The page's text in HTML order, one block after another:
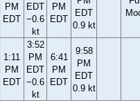
PM
EDT
EDT
−0.6
kt
PM
EDT
EDT
0.9 kt
1:11
PM
EDT
3:52
PM
EDT
−0.6
kt
6:41
PM
EDT
9:58
PM
EDT
0.9 kt